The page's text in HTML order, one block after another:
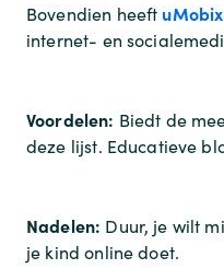
Bovendien heeft uMobix
internet- en
Voordelen: Biedt de
deze lijst. Educatieve
Nadelen: Duur, je wilt
je kind online doet.